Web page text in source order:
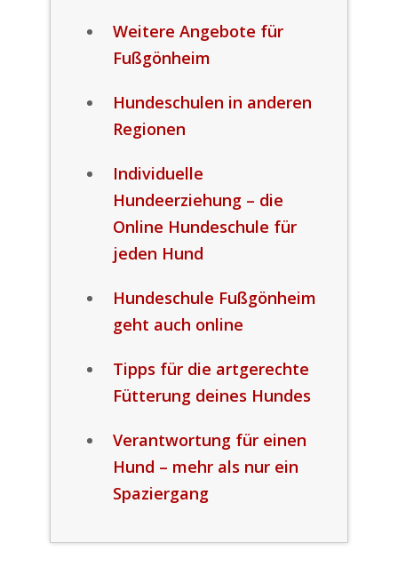
Weitere Angebote für
Fußgönheim
Hundeschulen in anderen
Regionen
Individuelle
Hundeerziehung – die
Online Hundeschule für
jeden Hund
Hundeschule Fußgönheim
geht auch online
Tipps für die artgerechte
Fütterung deines Hundes
Verantwortung für einen
Hund – mehr als nur ein
Spaziergang